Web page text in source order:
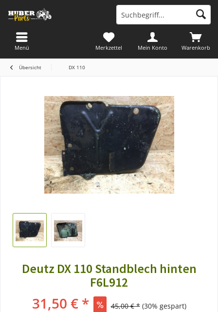
Warenkorb
Merkzettel Mein Konto
Menü
Übersicht DX 110
Deutz DX 110 Standblech hinten
F6L912
31,50 € * 45,00 € * (30% gespart)